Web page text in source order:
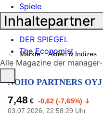
Märkte Aktien & Indizes
NOHO PARTNERS OYJ
7,48 € -0,62 (-7,65%)
03.07.2026, 22:58:29 Uhr
Spiele
Inhaltepartner
DER SPIEGEL
The Economist
Alle Magazine der